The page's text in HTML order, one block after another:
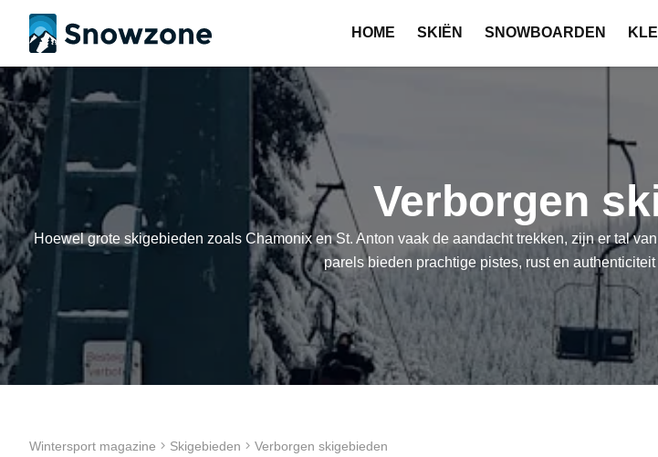
HOME SKIËN SNOWBOARDEN
Verborgen
Hoewel grote skigebieden zoals Chamonix en St. Anton vaak de aandacht trekken, zijn er tal
parels bieden prachtige pistes, rust en
Wintersport magazine Skigebieden Verborgen skigebieden